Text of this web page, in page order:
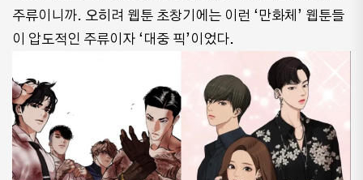
주류이니까. 오히려 웹툰 초창기에는 이런 ‘만화체’ 웹툰들
이 압도적인 주류이자 ‘대중 픽’이었다.